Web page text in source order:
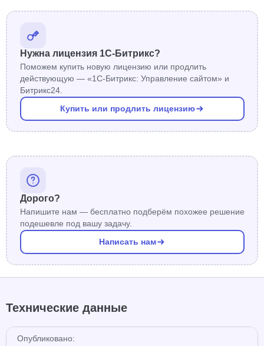
Нужна лицензия 1С-Битрикс?
Поможем купить новую лицензию или продлить
действующую — «1С-Битрикс: Управление сайтом» и
Битрикс24.
Купить или продлить лицензию
Дорого?
Напишите нам — бесплатно подберём похожее решение
подешевле под вашу задачу.
Написать нам
Технические данные
Опубликовано: